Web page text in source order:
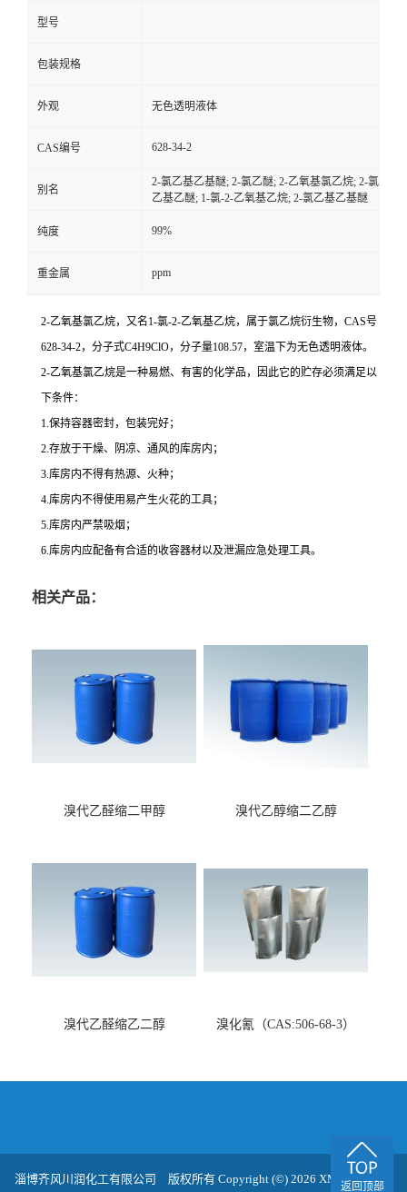
型号
包装规格
外观 无色透明液体
CAS编号 628-34-2
别名
2-氯乙基乙基醚; 2-氯乙醚; 2-乙氧基氯乙烷; 2-氯
乙基乙醚; 1-氯-2-乙氧基乙烷; 2-氯乙基乙基醚
纯度 99%
重金属 ppm
2-乙氧基氯乙烷，又名1-氯-2-乙氧基乙烷，属于氯乙烷衍生物，CAS号
628-34-2，分子式C4H9ClO，分子量108.57，室温下为无色透明液体。
2-乙氧基氯乙烷是一种易燃、有害的化学品，因此它的贮存必须满足以
下条件：
1.保持容器密封，包装完好；
2.存放于干燥、阴凉、通风的库房内；
3.库房内不得有热源、火种；
4.库房内不得使用易产生火花的工具；
5.库房内严禁吸烟；
6.库房内应配备有合适的收容器材以及泄漏应急处理工具。
相关产品：
溴代乙醛缩二甲醇
溴代乙醇缩二乙醇
溴代乙醛缩乙二醇
溴化氰（CAS:506-68-3）
淄博齐风川润化工有限公司 版权所有 Copyright (©) 2026 XML 技术支
返回顶部